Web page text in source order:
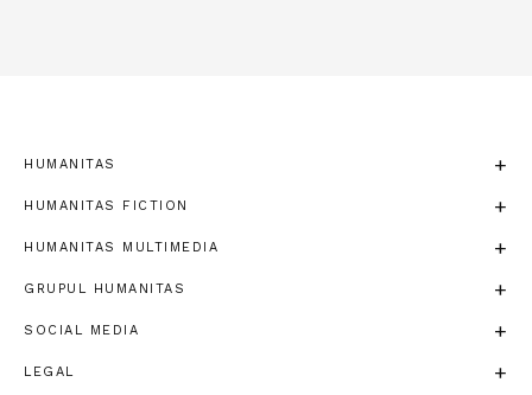
HUMANITAS
HUMANITAS FICTION
HUMANITAS MULTIMEDIA
GRUPUL HUMANITAS
SOCIAL MEDIA
LEGAL